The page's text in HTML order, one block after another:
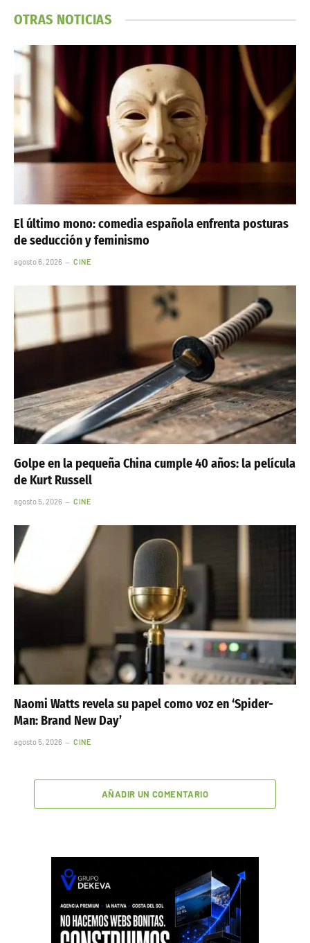
OTRAS NOTICIAS
El último mono: comedia española enfrenta posturas
de seducción y feminismo
agosto 6, 2026 CINE
Golpe en la pequeña China cumple 40 años: la película
de Kurt Russell
agosto 5, 2026 CINE
Naomi Watts revela su papel como voz en ‘Spider-
Man: Brand New Day’
agosto 5, 2026 CINE
AÑADIR UN COMENTARIO